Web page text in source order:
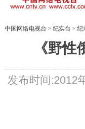
中国网络电视台 > 纪实台 > 纪
《野
发布时间:2012